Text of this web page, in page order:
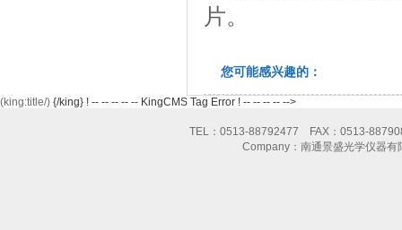
片。
您可能感兴趣的：
(king:title/) {/king} ! -- -- -- -- -- KingCMS Tag Error ! -- -- -- -- -->
TEL：0513-88792477 FAX：0513-
Company：南通景盛光学仪器